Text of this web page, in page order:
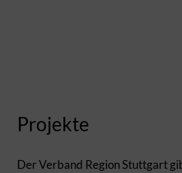
Projekte
Der Verband Region Stuttgart